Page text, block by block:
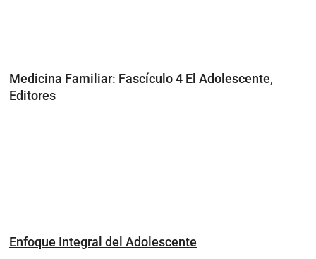
Medicina Familiar: Fascículo 4 El Adolescente,
Editores
Enfoque Integral del Adolescente